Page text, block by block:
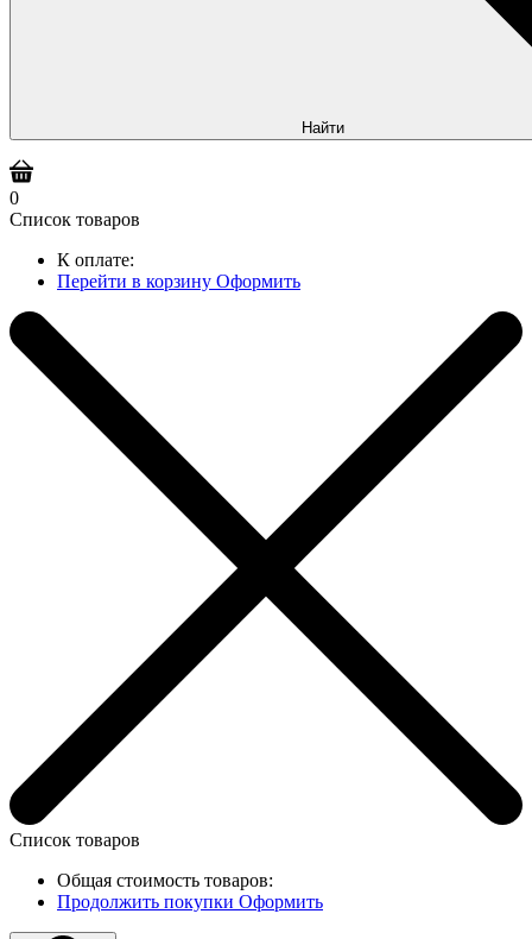
Найти
0
Список товаров
К оплате:
Перейти в корзину Оформить
Список товаров
Общая стоимость товаров:
Продолжить покупки Оформить